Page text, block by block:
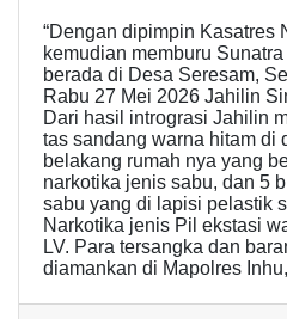
“Dengan dipimpin Kasatres
kemudian memburu
berada di Desa Seresam,
Rabu 27 Mei 2026 Jahilin
Dari hasil intrograsi Jahilin
tas sandang warna hitam di
belakang rumah nya yang
narkotika jenis sabu, dan 5
sabu yang di lapisi pelastik
Narkotika jenis Pil ekstasi
LV. Para tersangka dan
diamankan di Mapolres